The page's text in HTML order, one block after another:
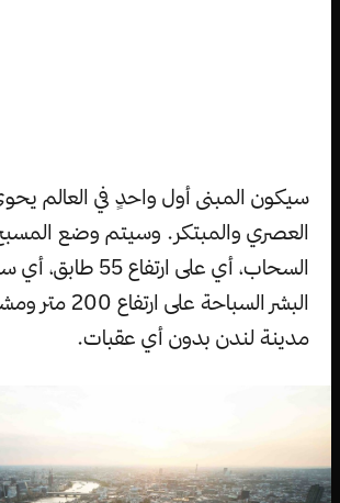
سيكون المبنى أول واحدٍ في العالم
العصري والمبتكر. وسيتم وضع
السحاب، أي على
البشر السباحة على
مدينة لندن بدون أي عقبات.